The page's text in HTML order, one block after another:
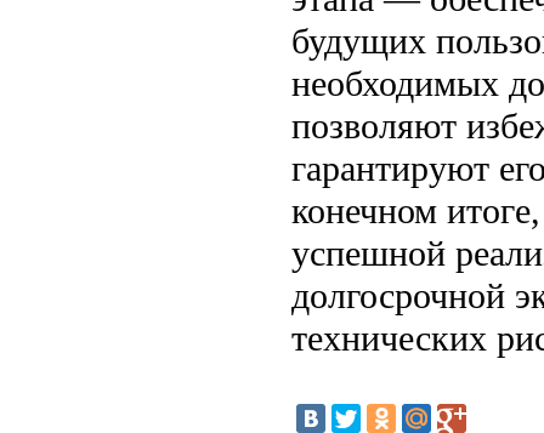
будущих
необходимых
позволяют
гарантируют
конечном
успешной
долгосрочной
технических